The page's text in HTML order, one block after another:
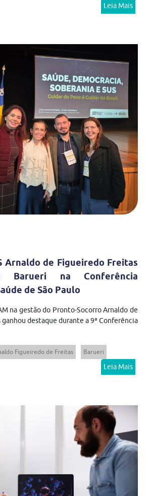
Leia Mais
Arnaldo de Figueiredo Freitas
Barueri na Conferência
de São Paulo
na gestão do Pronto-Socorro Arnaldo de
destaque durante a 9ª Conferência
Figueiredo de Freitas Barueri
Leia Mais